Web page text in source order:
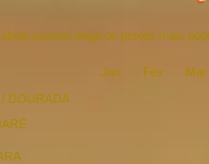
quando pega os peixes mais
Jan Fev Mar
DOURADA